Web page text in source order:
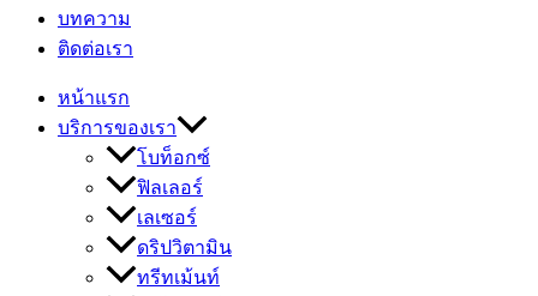
บทความ
ติดต่อเรา
หน้าแรก
บริการของเรา
โบท็อกซ์
ฟิลเลอร์
เลเซอร์
ดริปวิตามิน
ทรีทเม้นท์